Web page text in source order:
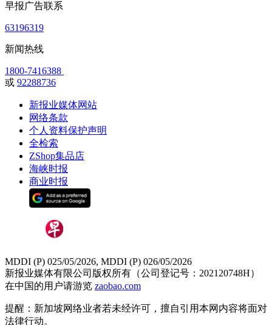
早报广告联系
63196319
新闻热线
1800-7416388
或 92288736
新报业媒体网站
网络条款
个人资料保护声明
全检索
ZShop集品店
海峡时报
商业时报
MDDI (P) 025/05/2026, MDDI (P) 026/05/2026
新报业媒体有限公司版权所有（公司登记号：202120748H）
在中国的用户请游览 zaobao.com
提醒：新加坡网络业者若未经许可，擅自引用本网内容将面对
法律行动。